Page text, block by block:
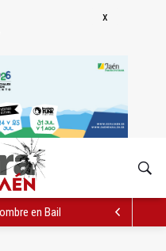
en Bailén en una torre